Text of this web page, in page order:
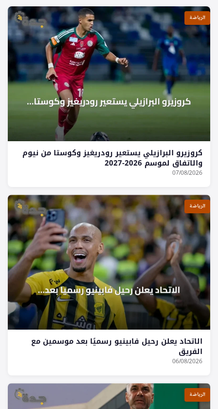
الرياضة
كروزيرو البرازيلي يستعير رودريغيز وكوستا من نيوم
والاتفاق لموسم 2026-2027
07/08/2026
الرياضة
الاتحاد يعلن رحيل فابينيو رسميًا بعد موسمين مع
الفريق
06/08/2026
الرياضة